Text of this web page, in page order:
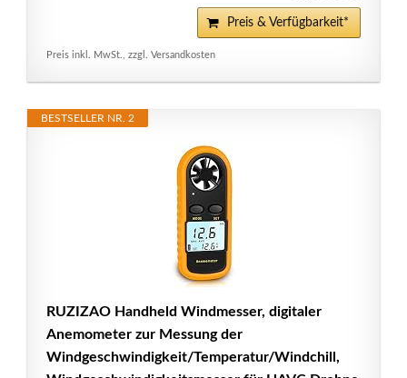
Preis & Verfügbarkeit*
Preis inkl. MwSt., zzgl. Versandkosten
BESTSELLER NR. 2
RUZIZAO Handheld Windmesser, digitaler
Anemometer zur Messung der
Windgeschwindigkeit/Temperatur/Windchill,